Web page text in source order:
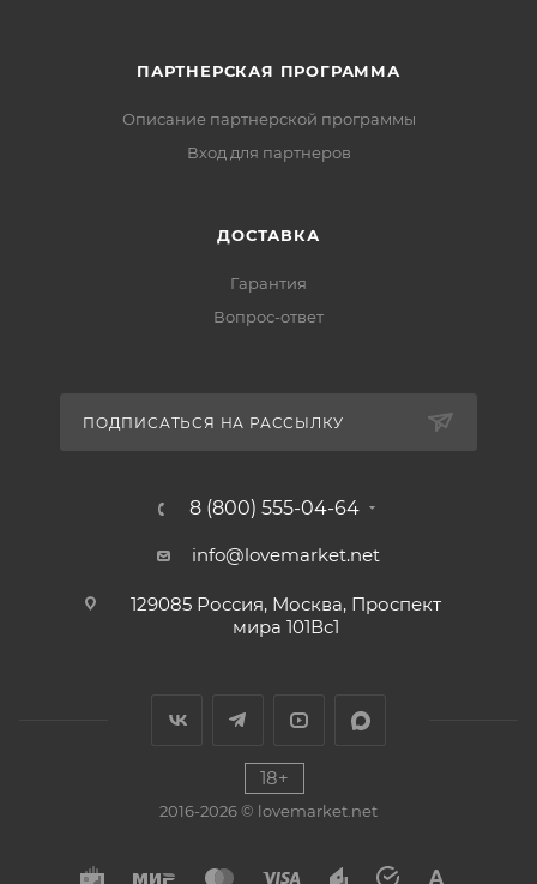
ПАРТНЕРСКАЯ ПРОГРАММА
Описание партнерской программы
Вход для партнеров
ДОСТАВКА
Гарантия
Вопрос-ответ
ПОДПИСАТЬСЯ НА РАССЫЛКУ
8 (800) 555-04-64
info@lovemarket.net
129085 Россия, Москва, Проспект
мира 101Вс1
2016-2026 © lovemarket.net
18+